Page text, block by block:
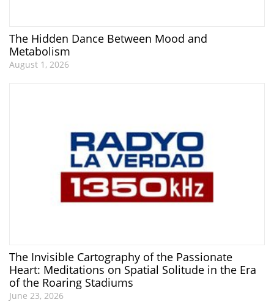
The Hidden Dance Between Mood and
Metabolism
August 1, 2026
The Invisible Cartography of the Passionate
Heart: Meditations on Spatial Solitude in the Era
of the Roaring Stadiums
June 23, 2026